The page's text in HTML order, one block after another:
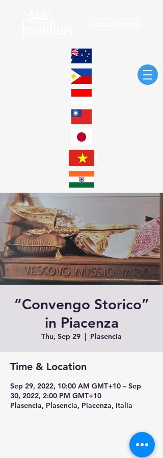
“Convengo Storico”
in Piacenza
Thu, Sep 29
  |
Plasencia
Time & Location
Sep 29, 2022, 10:00 AM GMT+10 – Sep
30, 2022, 2:00 PM GMT+10
Plasencia, Plasencia, Piacenza, Italia